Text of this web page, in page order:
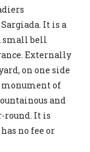
It is a
small bell
Externally
on one side
of
and
round. It is
no fee or